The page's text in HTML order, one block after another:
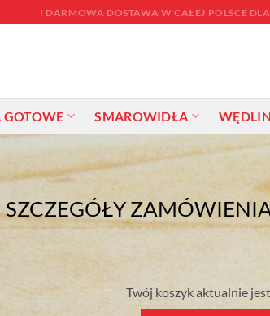
! DARMOWA DOSTAWA W CAŁEJ POLSCE
SMAROWIDŁA
SZCZEGÓŁY
Twój koszyk aktualnie